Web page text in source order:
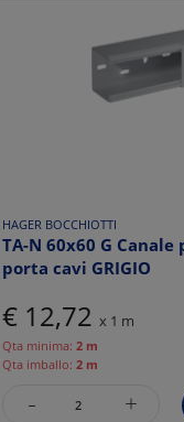
HAGER BOCCHIOTTI
TA-N 60x60 G
porta cavi GRIGIO
€ 12,72 x 1 m
Qta minima: 2 m
Qta imballo: 2 m
- +